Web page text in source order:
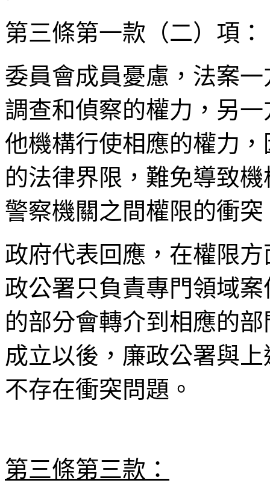
第三條第一款（二）項：
委員會成員憂慮，法案
調查和偵察的權力，另
他機構行使相應的權力
的法律界限，難免導致
警察機關之間權限的衝
政府代表回應，在權限
政公署只負責專門領域
的部分會轉介到相應的
成立以後，廉政公署與
不存在衝突問題。
第三條第三款：